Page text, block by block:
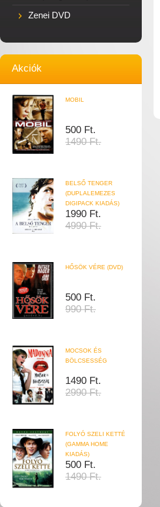
Zenei DVD
Akciók
MOBIL
500 Ft.
1490 Ft.
BELSŐ TENGER
(DUPLALEMEZES
DIGIPACK KIADÁS)
1990 Ft.
4990 Ft.
HŐSÖK VÉRE (DVD)
500 Ft.
990 Ft.
MOCSOK ÉS
BÖLCSESSÉG
1490 Ft.
2990 Ft.
FOLYÓ SZELI KETTÉ
(GAMMA HOME
KIADÁS)
500 Ft.
1490 Ft.